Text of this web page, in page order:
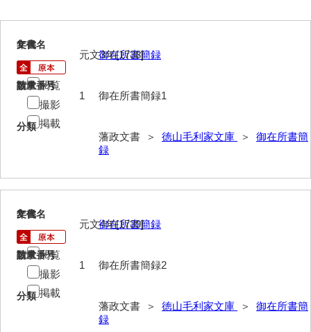
御産一件
御逝去録
御年賀記
御就国記
御参勤記
御道中日記
御門番御奉記
御行萩記
1
文書名
御在所書簡録
請求番号
御在所書簡録1
分類
藩政文書 ＞ 徳山毛利家文庫 ＞ 御在所書簡
録
年代
元文3年[1738]
数量
1
閲覧
撮影
掲載
2
文書名
御在所書簡録
請求番号
御在所書簡録2
分類
藩政文書 ＞ 徳山毛利家文庫 ＞ 御在所書簡
録
年代
元文4年[1739]
数量
1
閲覧
撮影
掲載